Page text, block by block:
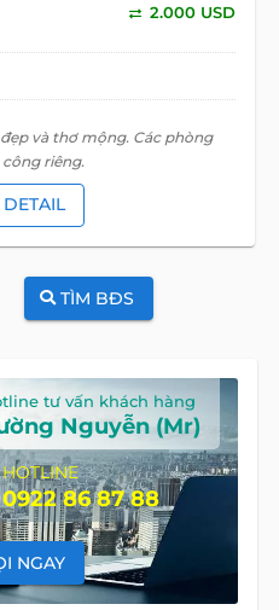
2.000 USD
và thơ mộng. Các phòng
riêng.
TÌM BĐS
tư vấn khách hàng
Nguyễn (Mr)
HOTLINE
0922 86 87 88
NGAY